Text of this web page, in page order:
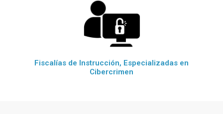
Fiscalías de Instrucción, Especializadas en
Cibercrimen